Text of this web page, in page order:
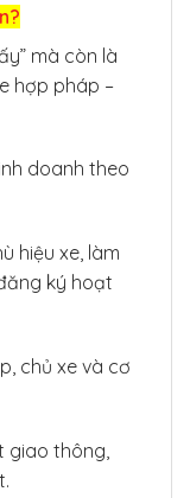
mà còn là
hợp pháp –
doanh theo
hiệu xe, làm
ký hoạt
chủ xe và cơ
giao thông,